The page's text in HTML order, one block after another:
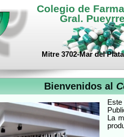
Colegio de
Gral.
Mitre 3702-Mar del
Bienvenidos al
La